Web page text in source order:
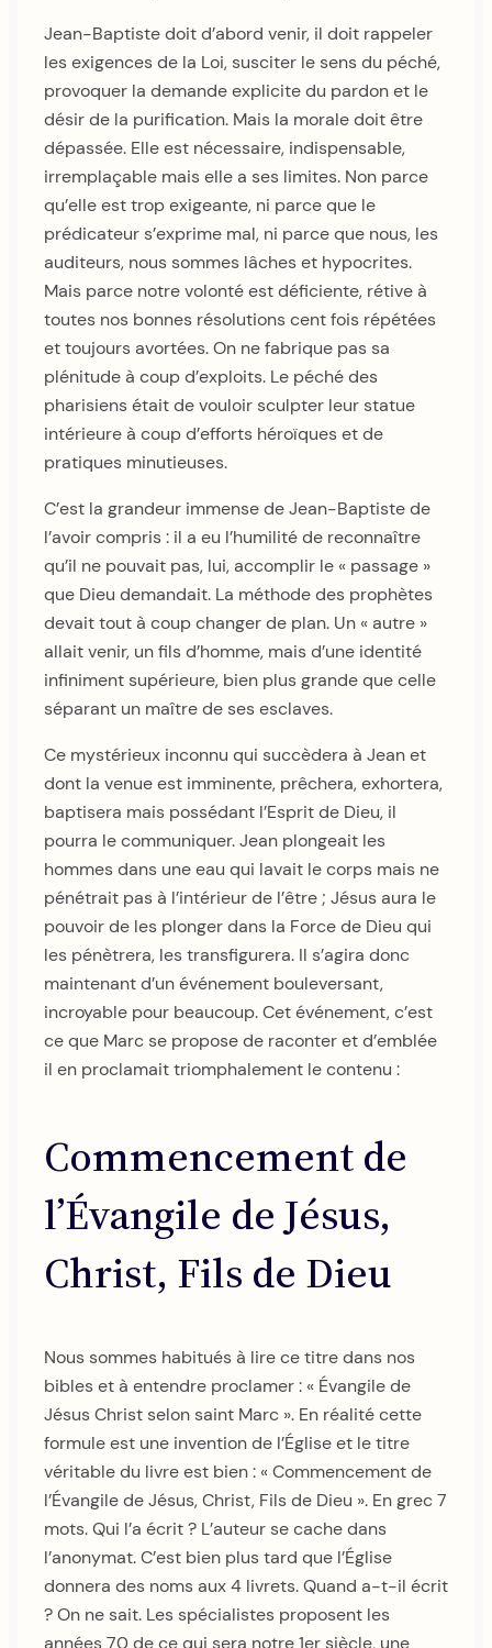
Jean-Baptiste doit d’abord venir, il doit rappeler
les exigences de la Loi, susciter le sens du péché,
provoquer la demande explicite du pardon et le
désir de la purification. Mais la morale doit être
dépassée. Elle est nécessaire, indispensable,
irremplaçable mais elle a ses limites. Non parce
qu’elle est trop exigeante, ni parce que le
prédicateur s’exprime mal, ni parce que nous, les
auditeurs, nous sommes lâches et hypocrites.
Mais parce notre volonté est déficiente, rétive à
toutes nos bonnes résolutions cent fois répétées
et toujours avortées. On ne fabrique pas sa
plénitude à coup d’exploits. Le péché des
pharisiens était de vouloir sculpter leur statue
intérieure à coup d’efforts héroïques et de
pratiques minutieuses.
C’est la grandeur immense de Jean-Baptiste de
l’avoir compris : il a eu l’humilité de reconnaître
qu’il ne pouvait pas, lui, accomplir le « passage »
que Dieu demandait. La méthode des prophètes
devait tout à coup changer de plan. Un « autre »
allait venir, un fils d’homme, mais d’une identité
infiniment supérieure, bien plus grande que celle
séparant un maître de ses esclaves.
Ce mystérieux inconnu qui succèdera à Jean et
dont la venue est imminente, prêchera, exhortera,
baptisera mais possédant l’Esprit de Dieu, il
pourra le communiquer. Jean plongeait les
hommes dans une eau qui lavait le corps mais ne
pénétrait pas à l’intérieur de l’être ; Jésus aura le
pouvoir de les plonger dans la Force de Dieu qui
les pénètrera, les transfigurera. Il s’agira donc
maintenant d’un événement bouleversant,
incroyable pour beaucoup. Cet événement, c’est
ce que Marc se propose de raconter et d’emblée
il en proclamait triomphalement le contenu :
Commencement de
l’Évangile de Jésus,
Christ, Fils de Dieu
Nous sommes habitués à lire ce titre dans nos
bibles et à entendre proclamer : « Évangile de
Jésus Christ selon saint Marc ». En réalité cette
formule est une invention de l’Église et le titre
véritable du livre est bien : « Commencement de
l’Évangile de Jésus, Christ, Fils de Dieu ». En grec 7
mots. Qui l’a écrit ? L’auteur se cache dans
l’anonymat. C’est bien plus tard que l’Église
donnera des noms aux 4 livrets. Quand a-t-il écrit
? On ne sait. Les spécialistes proposent les
années 70 de ce qui sera notre 1er siècle, une